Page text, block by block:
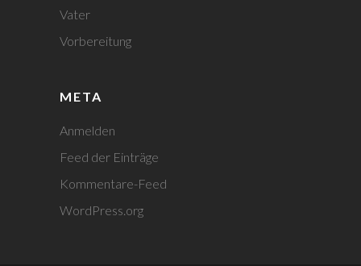
Vater
Vorbereitung
META
Anmelden
Feed der Einträge
Kommentare-Feed
WordPress.org